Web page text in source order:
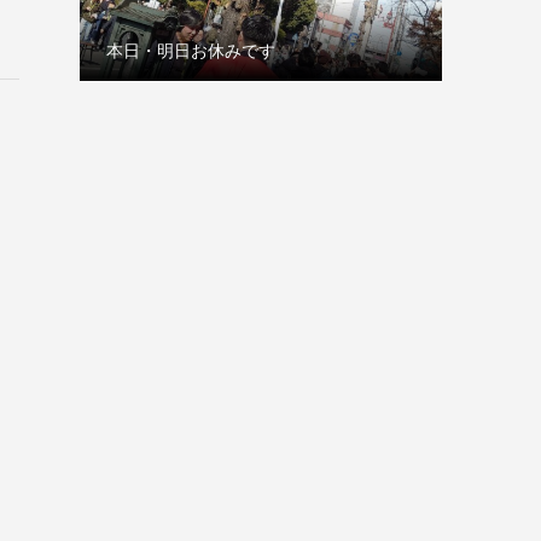
本日・明日お休みです